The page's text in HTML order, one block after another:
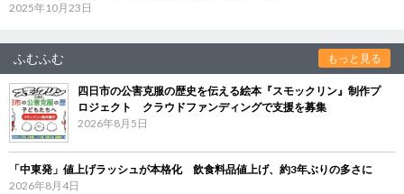
2025年10月23日
ふむふむ もっと見る
四日市の公害克服の歴史を伝える絵本『スモックリン』制作プ
ロジェクト クラウドファンディングで支援を募集
2026年8月5日
「中東発」値上げラッシュが本格化 飲食料品値上げ、約3年ぶりの多さに
2026年8月4日